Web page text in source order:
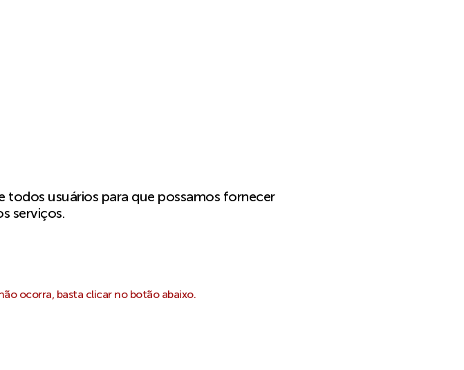
todos usuários para que possamos fornecer
serviços.
ocorra, basta clicar no botão abaixo.